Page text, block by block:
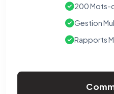
200 Mots-
Gestion
Rapports